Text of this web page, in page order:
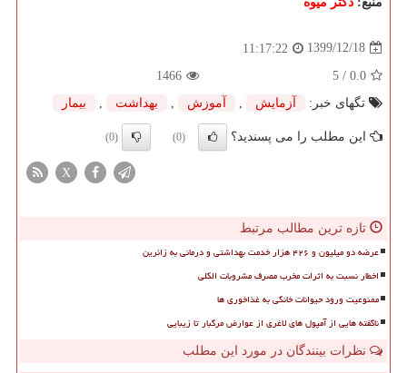
1399/12/18
11:17:22
0.0
/ 5
1466
تگهای خبر:
آزمایش , آموزش , بهداشت , بیمار
این مطلب را می پسندید؟ (0)
(0)
X
تازه ترین مطالب مرتبط
عرضه دو میلیون و ۴۲۶ هزار خدمت بهداشتی و درمانی به زائرین
اخطار نسبت به اثرات مخرب مصرف مشروبات الکلی
ممنوعیت ورود حیوانات خانگی به غذاخوری ها
ناگفته هایی از آمپول های لاغری از عوارض مرگبار تا زیبایی
نظرات بینندگان در مورد این مطلب